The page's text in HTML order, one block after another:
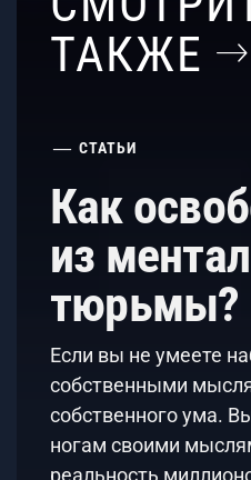
ТАКЖЕ
СТАТЬИ
Как
из
тюрьмы?
Если вы не умеете
собственными
собственного ума.
ногам своими
реальность